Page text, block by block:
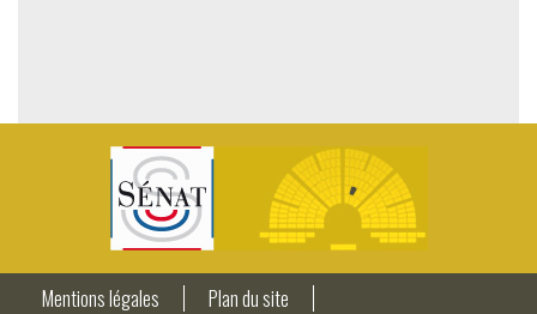
Mentions légales
Plan du site